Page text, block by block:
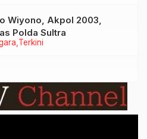
Terkini
Wiyono, Akpol 2003,
Polda Sultra